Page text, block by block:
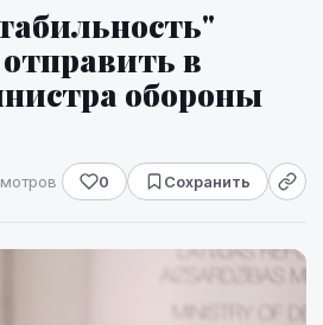
в
обороны
0 Сохранить